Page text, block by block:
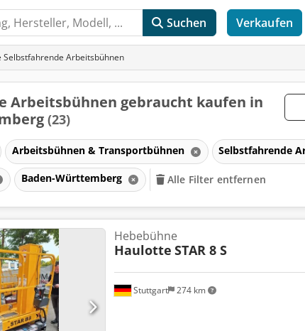
Suchen Verkaufen
Selbstfahrende Arbeitsbühnen
Arbeitsbühnen gebraucht kaufen in
(23)
Arbeitsbühnen & Transportbühnen Selbstfahrende
Baden-Württemberg Alle Filter entfernen
Stuttgart 274 km
Hebebühne
Haulotte STAR 8 S